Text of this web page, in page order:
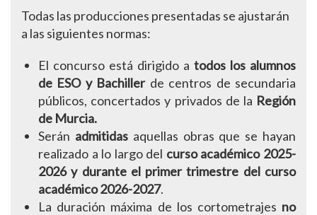
Todas las producciones presentadas se ajustarán
a las siguientes normas:
El concurso está dirigido a todos los alumnos
de ESO y Bachillerde centros de secundaria
públicos, concertados y privados de la Región
de Murcia.
Serán admitidasaquellas obras que se hayan
realizado a lo largo del curso académico 2025-
2026 y durante el primer trimestre del curso
académico 2026-2027.
La duración máxima de los cortometrajes no